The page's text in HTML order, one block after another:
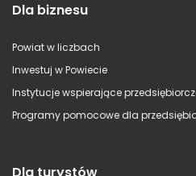
Dla biznesu
Powiat w liczbach
Inwestuj w Powiecie
Instytucje wspierające
Programy pomocowe dla